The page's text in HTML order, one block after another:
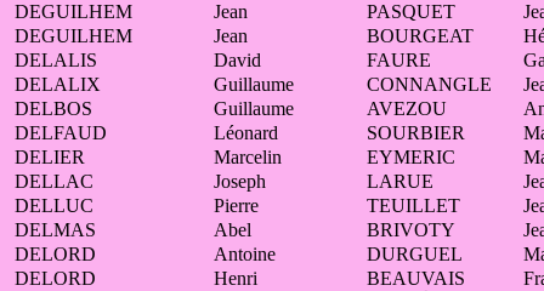
DEGUILHEM
Jean PASQUET
DEGUILHEM
Jean BOURGEAT
DELALIS
David FAURE
DELALIX
Guillaume CONNANGLE
DELBOS
Guillaume AVEZOU
DELFAUD
Léonard SOURBIER
DELIER
Marcelin EYMERIC
DELLAC
Joseph LARUE
DELLUC
Pierre TEUILLET
DELMAS
Abel BRIVOTY
DELORD
Antoine DURGUEL
DELORD
Henri BEAUVAIS